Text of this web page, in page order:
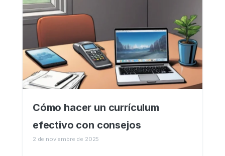
Cómo hacer un currículum
efectivo con consejos
2 de noviembre de 2025